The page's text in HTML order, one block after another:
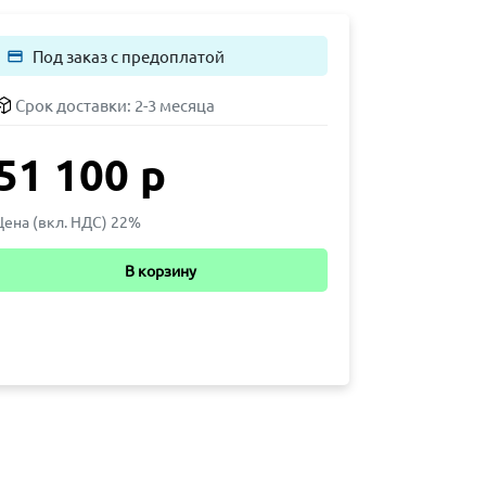
payment Под заказ с предоплатой
Срок доставки: 2-3 месяца
100 р
(вкл. НДС) 22%
В корзину